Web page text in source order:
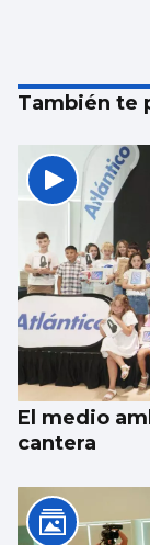
También te
El medio
cantera